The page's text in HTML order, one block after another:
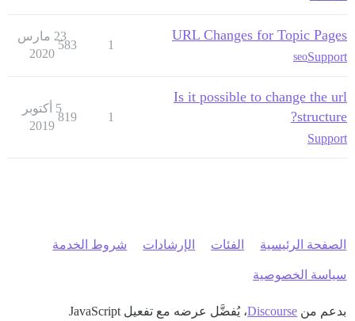
URL Changes for Topic Pages
Support
seo
1
583
23 مارس
2020
Is it possible to change the url
structure?
Support
1
819
5 أكتوبر
2019
الصفحة الرئيسية الفئات الإرشادات شروط الخدمة
سياسة الخصوصية
بدعم من Discourse، يُفضَّل عرضه مع تفعيل JavaScript